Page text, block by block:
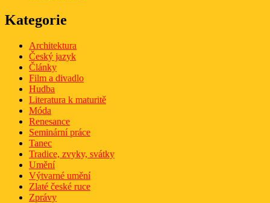
Kategorie
Architektura
Český jazyk
Články
Film a divadlo
Hudba
Literatura k maturitě
Móda
Renesance
Seminární práce
Tanec
Tradice, zvyky, svátky
Umění
Výtvarné umění
Zlaté české ruce
Zprávy